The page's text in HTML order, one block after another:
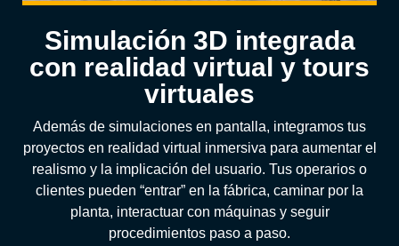
Simulación 3D integrada
con realidad virtual y tours
virtuales
Además de simulaciones en pantalla, integramos tus
proyectos en realidad virtual inmersiva para aumentar el
realismo y la implicación del usuario. Tus operarios o
clientes pueden “entrar” en la fábrica, caminar por la
planta, interactuar con máquinas y seguir
procedimientos paso a paso.